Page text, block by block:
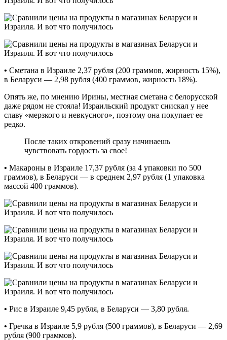
• Сметана в Израиле 2,37 рубля (200 граммов, жирность 15%),
в Беларуси — 2,98 рубля (400 граммов, жирность 18%).
Опять же, по мнению Ирины, местная сметана с белорусской
даже рядом не стояла! Израильский продукт снискал у нее
славу «мерзкого и невкусного», поэтому она покупает ее
редко.
После таких откровений сразу начинаешь
чувствовать гордость за свое!
• Макароны в Израиле 17,37 рубля (за 4 упаковки по 500
граммов), в Беларуси — в среднем 2,97 рубля (1 упаковка
массой 400 граммов).
• Рис в Израиле 9,45 рубля, в Беларуси — 3,80 рубля.
• Гречка в Израиле 5,9 рубля (500 граммов), в Беларуси — 2,69
рубля (900 граммов).